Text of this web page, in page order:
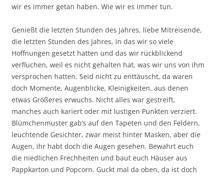
wir es immer getan haben. Wie wir es immer tun.
Genießt die letzten Stunden des Jahres, liebe Mitreisende,
die letzten Stunden des Jahres, in das wir so viele
Hoffnungen gesetzt hatten und das wir rückblickend
verfluchen, weil es nicht gehalten hat, was wir uns von ihm
versprochen hatten. Seid nicht zu enttäuscht, da waren
doch Momente, Augenblicke, Kleinigkeiten, aus denen
etwas Größeres erwuchs. Nicht alles war gestreift,
manches auch kariert oder mit lustigen Punkten verziert.
Blümchenmuster gab’s auf den Tapeten und den Feldern,
leuchtende Gesichter, zwar meist hinter Masken, aber die
Augen, ihr habt doch die Augen gesehen. Bewahrt euch
die niedlichen Frechheiten und baut euch Häuser aus
Pappkarton und Popcorn. Guckt mal da oben, da ist doch